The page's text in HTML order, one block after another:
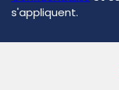
s'appliquent.